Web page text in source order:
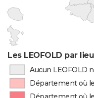
Les LEOFOLD par
Aucun LEOFOLD
Département où